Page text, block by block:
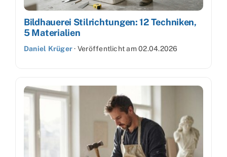
Bildhauerei Stilrichtungen: 12 Techniken,
5 Materialien
Daniel Krüger· Veröffentlicht am02.04.2026